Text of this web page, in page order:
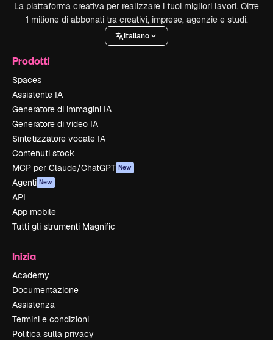
La piattaforma creativa per realizzare i tuoi migliori lavori. Oltre
1 milione di abbonati tra creativi, imprese, agenzie e studi.
Italiano
Prodotti
Spaces
Assistente IA
Generatore di immagini IA
Generatore di video IA
Sintetizzatore vocale IA
Contenuti stock
MCP per Claude/ChatGPT New
Agenti New
API
App mobile
Tutti gli strumenti Magnific
Inizia
Academy
Documentazione
Assistenza
Termini e condizioni
Politica sulla privacy